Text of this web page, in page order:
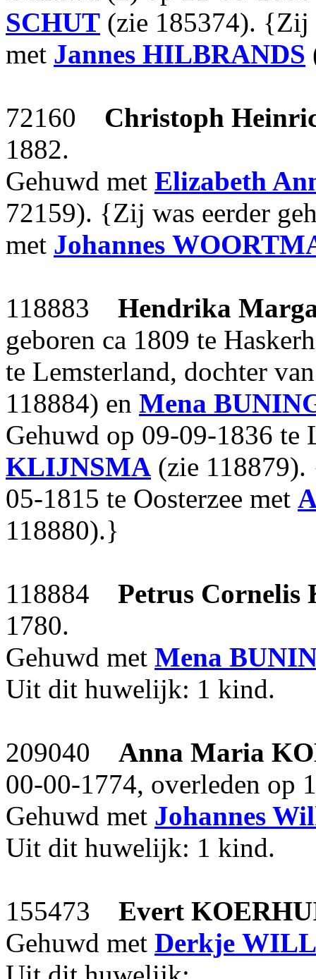
SCHUT (zie 185374). {Zij
met Jannes HILBRANDS
72160 Christoph
1882.
Gehuwd met Elizabeth
72159). {Zij was eerder
met Johannes
118883 Hendrika
geboren ca 1809 te
te Lemsterland, dochter
118884) en Mena
Gehuwd op 09-09-1836 te
KLIJNSMA (zie
05-1815 te Oosterzee met
118880).}
118884 Petrus Cornelis
1780.
Gehuwd met Mena
Uit dit huwelijk: 1 kind.
209040 Anna Maria
00-00-1774, overleden op
Gehuwd met Johannes
Uit dit huwelijk: 1 kind.
155473 Evert
Gehuwd met Derkje